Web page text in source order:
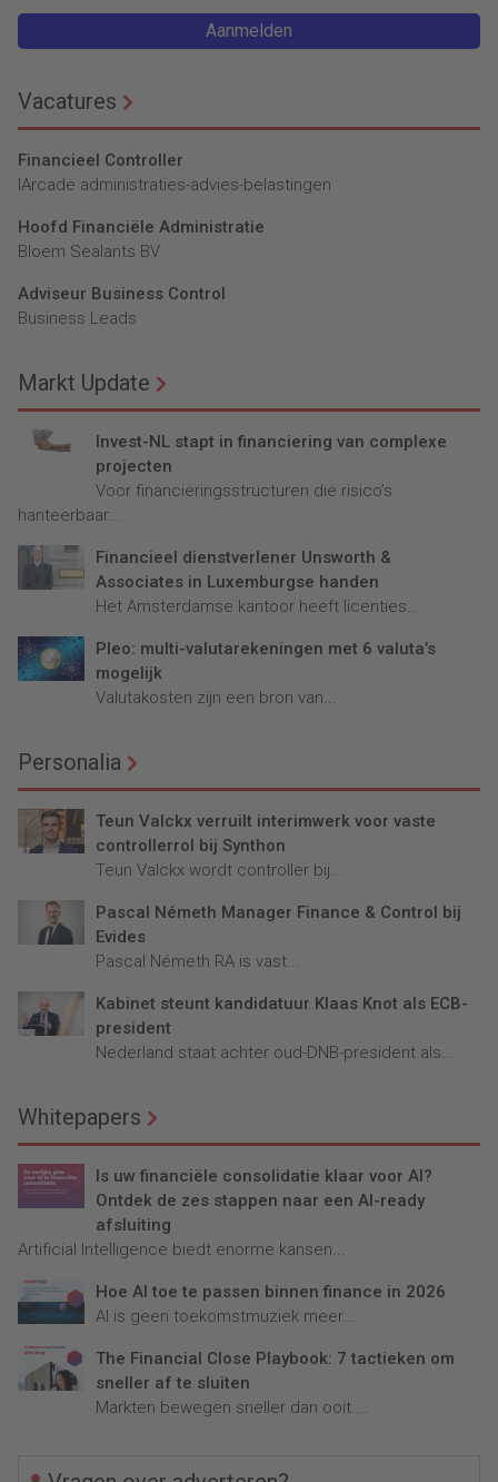
Aanmelden
Vacatures
Financieel Controller
lArcade administraties-advies-belastingen
Hoofd Financiële Administratie
Bloem Sealants BV
Adviseur Business Control
Business Leads
Markt Update
Invest-NL stapt in financiering van complexe
projecten
Voor financieringsstructuren die risico’s
hanteerbaar...
Financieel dienstverlener Unsworth &
Associates in Luxemburgse handen
Het Amsterdamse kantoor heeft licenties...
Pleo: multi-valutarekeningen met 6 valuta’s
mogelijk
Valutakosten zijn een bron van...
Personalia
Teun Valckx verruilt interimwerk voor vaste
controllerrol bij Synthon
Teun Valckx wordt controller bij...
Pascal Németh Manager Finance & Control bij
Evides
Pascal Németh RA is vast...
Kabinet steunt kandidatuur Klaas Knot als ECB-
president
Nederland staat achter oud-DNB-president als...
Whitepapers
Is uw financiële consolidatie klaar voor AI?
Ontdek de zes stappen naar een AI-ready
afsluiting
Artificial Intelligence biedt enorme kansen...
Hoe AI toe te passen binnen finance in 2026
AI is geen toekomstmuziek meer...
The Financial Close Playbook: 7 tactieken om
sneller af te sluiten
Markten bewegen sneller dan ooit....